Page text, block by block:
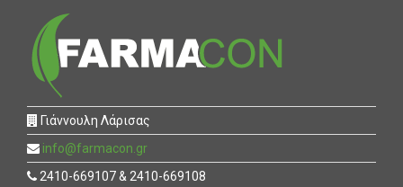
Γιάννουλη Λάρισας
info@farmacon.gr
2410-669107 & 2410-669108